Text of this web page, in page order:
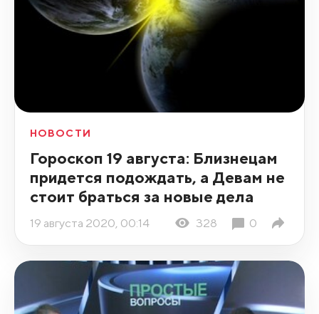
НОВОСТИ
Гороскоп 19 августа: Близнецам
придется подождать, а Девам не
стоит браться за новые дела
19 августа 2020, 00:14 328 0